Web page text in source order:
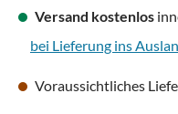
Versand kostenlos
bei Lieferung ins
Voraussichtliches